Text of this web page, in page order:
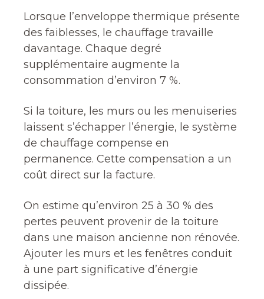
Lorsque l’enveloppe thermique présente
des faiblesses, le chauffage travaille
davantage. Chaque degré
supplémentaire augmente la
consommation d’environ 7 %.
Si la toiture, les murs ou les menuiseries
laissent s’échapper l’énergie, le système
de chauffage compense en
permanence. Cette compensation a un
coût direct sur la facture.
On estime qu’environ 25 à 30 % des
pertes peuvent provenir de la toiture
dans une maison ancienne non rénovée.
Ajouter les murs et les fenêtres conduit
à une part significative d’énergie
dissipée.